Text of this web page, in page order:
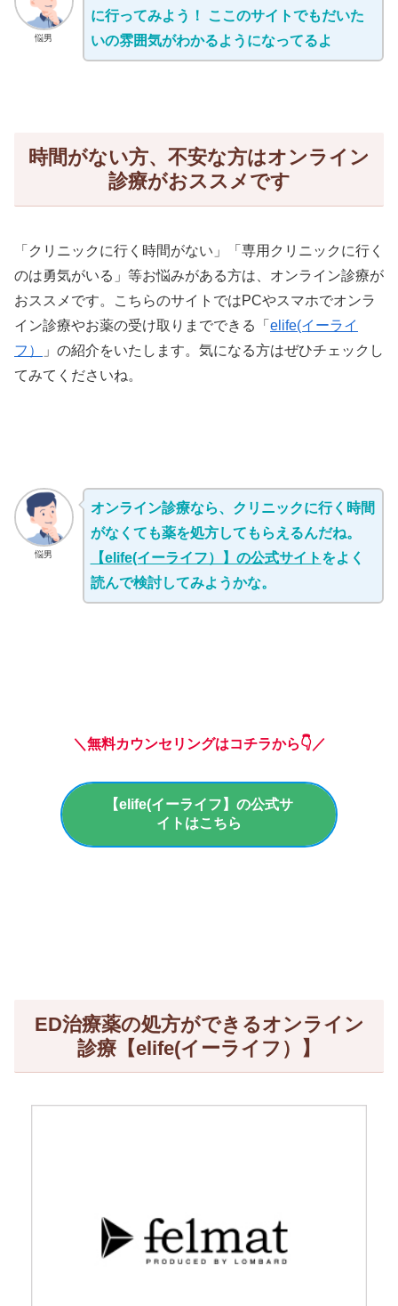
悩男
に行ってみよう！ ここのサイトでもだいた
いの雰囲気がわかるようになってるよ
時間がない方、不安な方はオンライン
診療がおススメです
「クリニックに行く時間がない」「専用クリニックに行く
のは勇気がいる」等お悩みがある方は、オンライン診療が
おススメです。こちらのサイトではPCやスマホでオンラ
イン診療やお薬の受け取りまでできる「 elife(イーライ
フ）
」の紹介をいたします。気になる方はぜひチェックし
てみてくださいね。
悩男
オンライン診療なら、クリニックに行く時間
がなくても薬を処方してもらえるんだね。
【elife(イーライフ）】の公式サイト をよく
読んで検討してみようかな。
＼無料カウンセリングはコチラから👇／
【elife(イーライフ】の公式サ
イトはこちら
ED治療薬の処方ができるオンライン
診療【elife(イーライフ）】